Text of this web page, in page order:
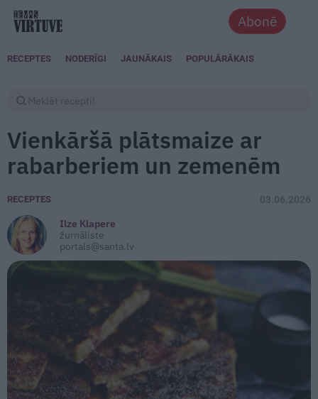
Abonē
RECEPTES NODERĪGI JAUNĀKAIS POPULĀRĀKAIS
Vienkāršā plātsmaize ar
rabarberiem un zemenēm
RECEPTES 03.06.2026
Ilze Klapere
žurnāliste
portals@santa.lv